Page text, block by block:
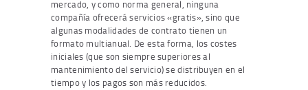
mercado, y como norma general, ninguna
compañía ofrecerá servicios «gratis», sino que
algunas modalidades de contrato tienen un
formato multianual. De esta forma, los costes
iniciales (que son siempre superiores al
mantenimiento del servicio) se distribuyen en el
tiempo y los pagos son más reducidos.